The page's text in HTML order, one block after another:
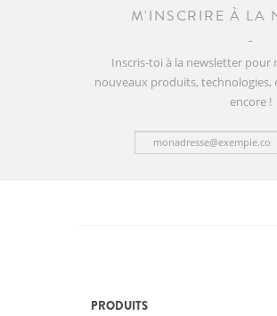
M'INSCRIRE À LA
Inscris-toi à la newsletter pour
nouveaux produits, technologies,
encore !
PRODUITS